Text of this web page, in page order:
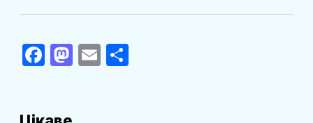
F
a
M
a
E
m
П